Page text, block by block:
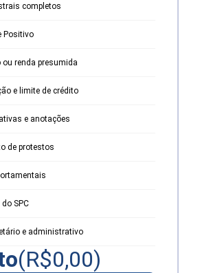
completos
Positivo
renda presumida
e limite de crédito
e anotações
de protestos
SPC
e administrativo
(R$0,00)